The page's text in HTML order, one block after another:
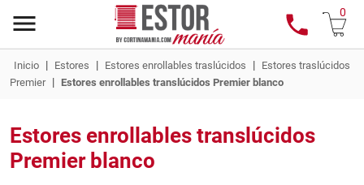
0
Inicio | Estores | Estores enrollables traslúcidos | Estores traslúcidos
Premier | Estores enrollables translúcidos Premier blanco
Estores enrollables translúcidos
Premier blanco